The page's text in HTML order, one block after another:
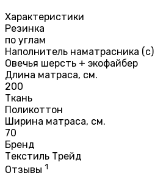
Характеристики
Резинка
по углам
Наполнитель наматрасника (с)
Овечья шерсть + экофайбер
Длина матраса, см.
200
Ткань
Поликоттон
Ширина матраса, см.
70
Бренд
Текстиль Трейд
Отзывы 1